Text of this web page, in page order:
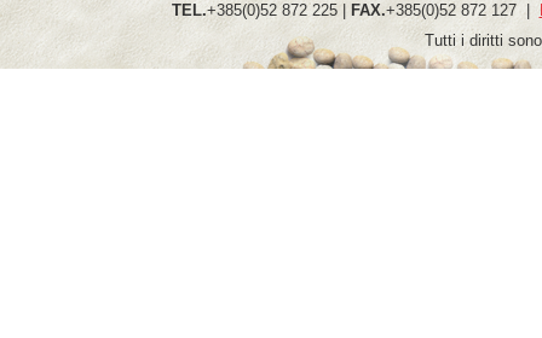
TEL.+385(0)52 872 225 | FAX.+385(0)52 872 127 |
Tutti i diritti